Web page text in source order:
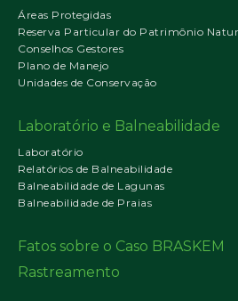
Áreas Protegidas
Reserva Particular do Patrimônio
Conselhos Gestores
Plano de Manejo
Unidades de Conservação
Laboratório e Balneabilidade
Laboratório
Relatórios de Balneabilidade
Balneabilidade de Lagunas
Balneabilidade de Praias
Fatos sobre o Caso BRASKEM
Rastreamento